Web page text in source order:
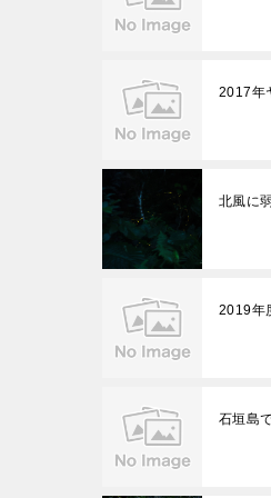
2017年
北風に
2019年
石垣島